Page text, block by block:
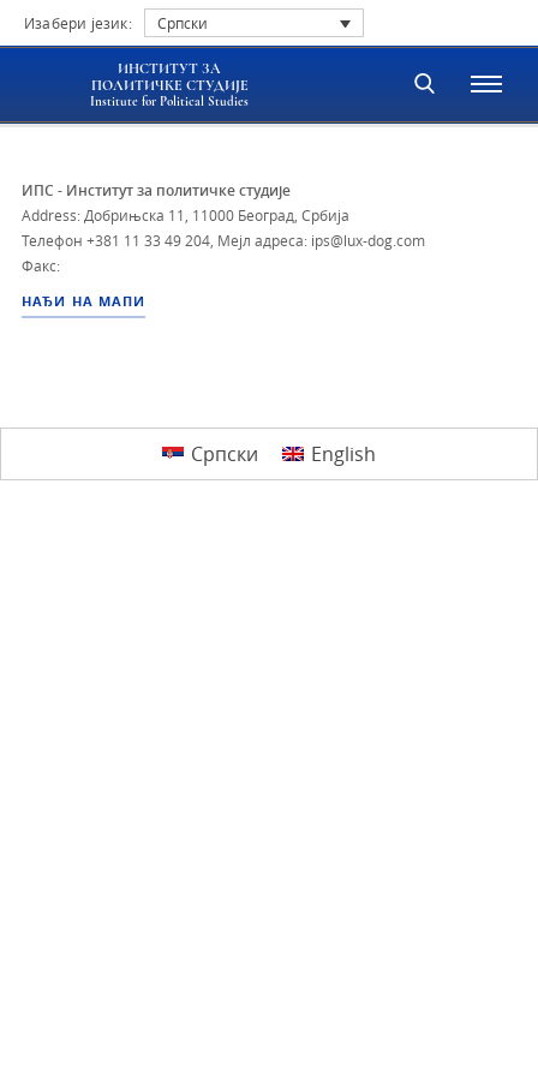
Изабери језик: Српски
ИНСТИТУТ ЗА
ПОЛИТИЧКЕ СТУДИЈЕ
Institute for Political Studies
ИПС - Институт за политичке студије
Address: Добрињска 11, 11000 Београд, Србија
Телефон +381 11 33 49 204 Мејл адреса: ips@lux-dog.com
Факс:
НАЂИ НА МАПИ
Српски English